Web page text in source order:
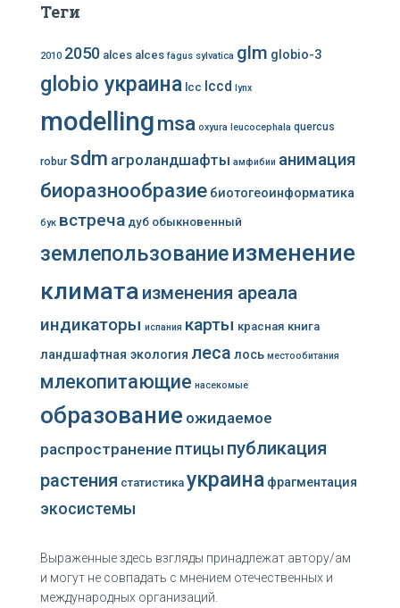
Теги
2010 2050 alces alces fagus sylvatica glm globio-3
globio украина lcc lccd lynx
modellingmsa oxyura leucocephala quercus
robur sdm агроландшафты амфибии анимация
биоразнообразие биотогеоинформатика
бук встреча дуб обыкновенный
землепользованиеизменение
климата изменения ареала
индикаторы испания карты красная книга
ландшафтная экология леса лось местообитания
млекопитающие насекомые
образование ожидаемое
распространение птицы публикация
растения статистика украина фрагментация
экосистемы
Выраженные здесь взгляды принадлежат автору/ам
и могут не совпадать с мнением отечественных и
международных организаций.